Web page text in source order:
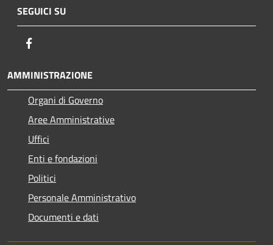
SEGUICI SU
AMMINISTRAZIONE
Organi di Governo
Aree Amministrative
Uffici
Enti e fondazioni
Politici
Personale Amministrativo
Documenti e dati